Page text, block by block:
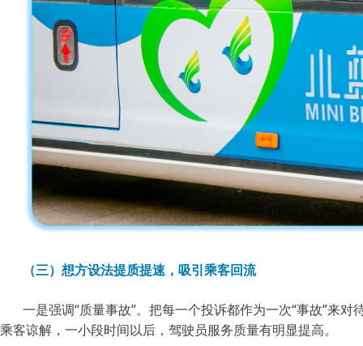
（三）想方设法提质提速，吸引乘客回流
一是强调“质量事故”。把每一个投诉都作为一次“事故”来
乘客谅解，一小段时间以后，驾驶员服务质量有明显提高。